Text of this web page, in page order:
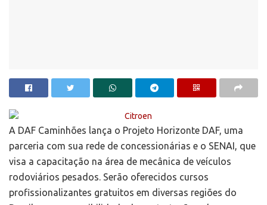
A DAF Caminhões lança o Projeto Horizonte DAF, uma
parceria com sua rede de concessionárias e o SENAI, que
visa a capacitação na área de mecânica de veículos
rodoviários pesados. Serão oferecidos cursos
profissionalizantes gratuitos em diversas regiões do